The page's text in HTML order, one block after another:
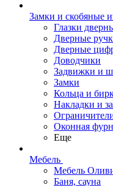
Замки и скобяные
Глазки
Дверные
Дверные
Доводчики
Задвижки и
Замки
Кольца и
Накладки и
Оконная
Еще
Мебель
Мебель
Баня, сауна